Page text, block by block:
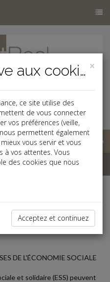
DE L'ÉCONOMIE SOCIALE
et solidaire (ESS) peuvent
×
Politique relative aux cookies
ce site utilise des
de vous connecter
vos préférences (veille,
permettent également
vous servir et vous
à vos attentes. Vous
des cookies que nous
Acceptez et continuez